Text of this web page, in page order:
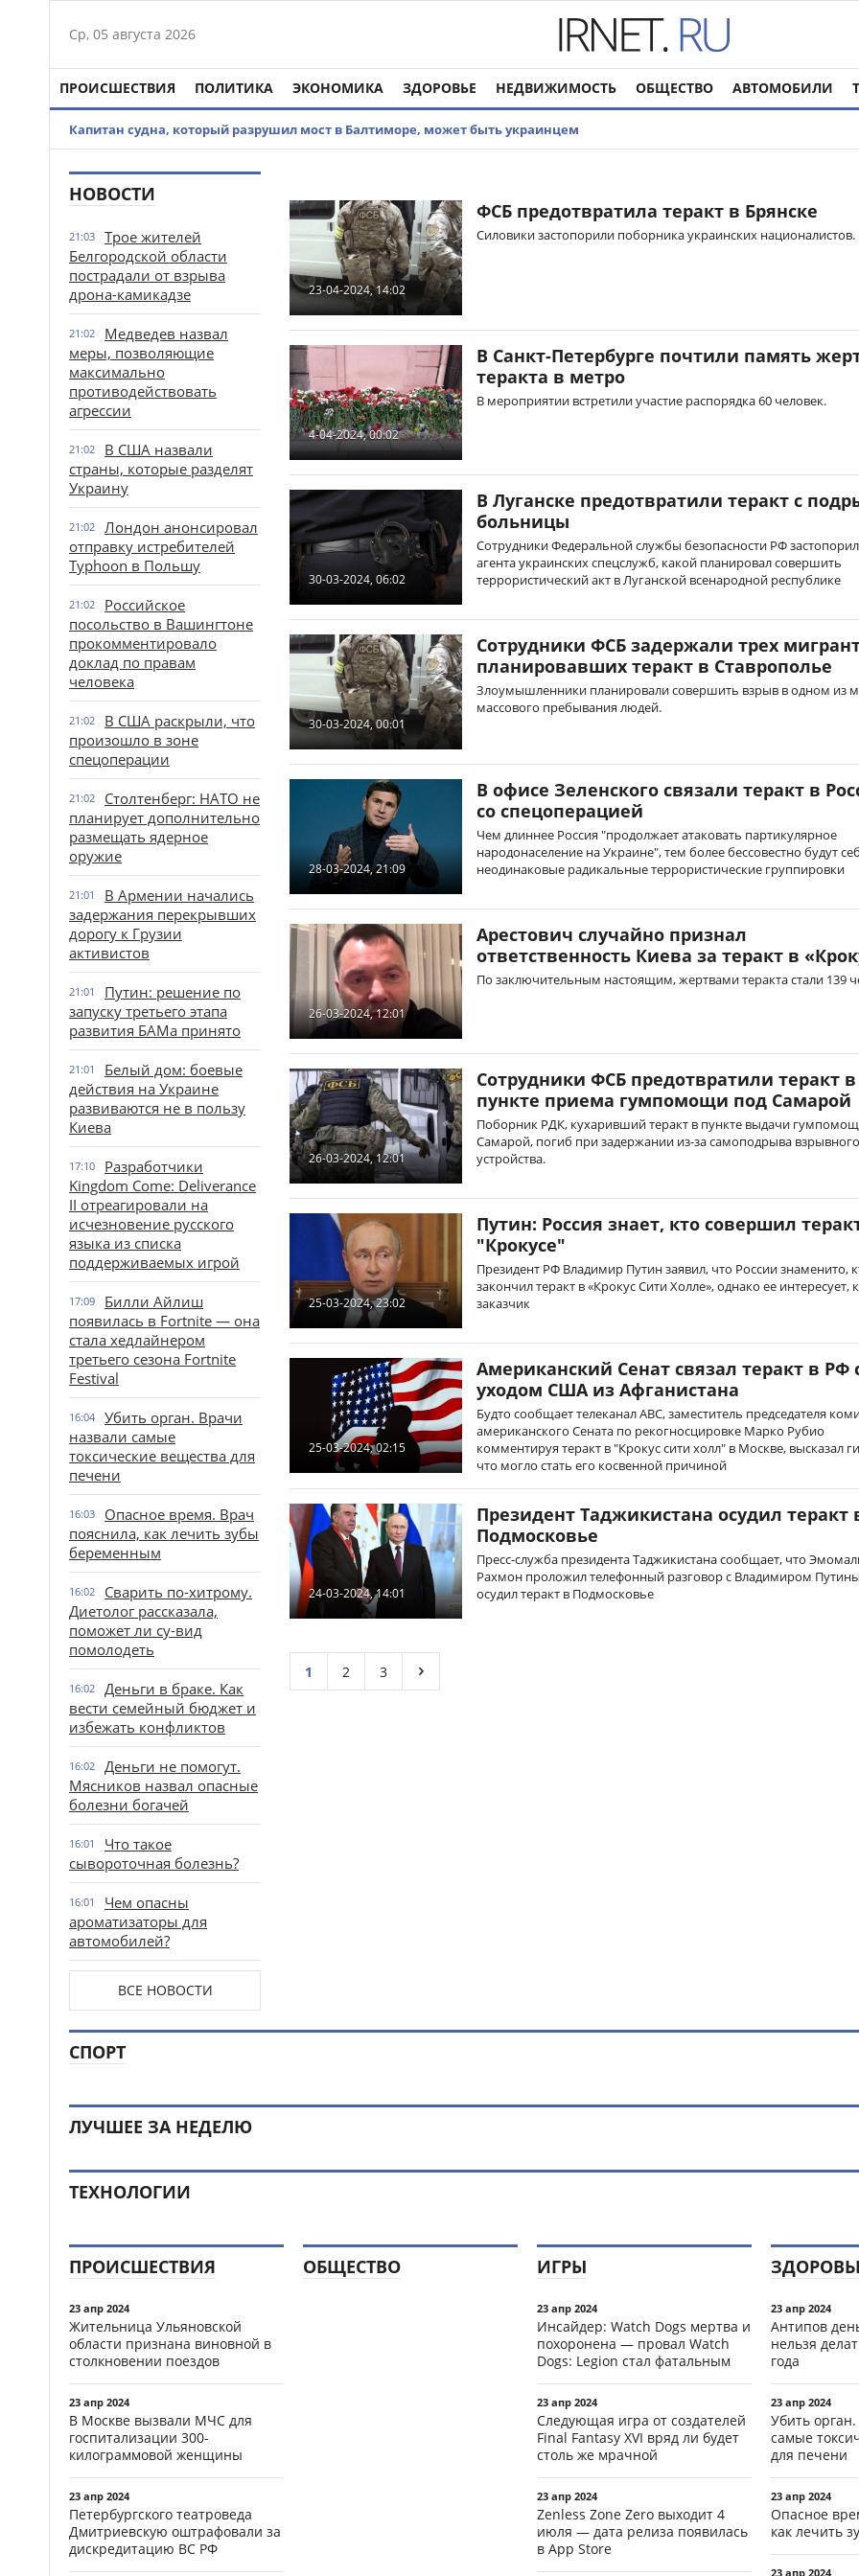
Ср, 05 августа 2026
ПРОИСШЕСТВИЯ ПОЛИТИКА ЭКОНОМИКА ЗДОРОВЬЕ НЕДВИЖИМОСТЬ ОБЩЕСТВО АВТОМОБИЛИ
Капитан судна, который разрушил мост в Балтиморе, может быть украинцем
НОВОСТИ
21:03
Трое жителей
Белгородской области
пострадали от взрыва
дрона-камикадзе
21:02
Медведев назвал
меры, позволяющие
максимально
противодействовать
агрессии
21:02
В США назвали
страны, которые разделят
Украину
21:02
Лондон анонсировал
отправку истребителей
Typhoon в Польшу
21:02
Российское
посольство в Вашингтоне
прокомментировало
доклад по правам
человека
21:02
В США раскрыли, что
произошло в зоне
спецоперации
21:02
Столтенберг: НАТО не
планирует дополнительно
размещать ядерное
оружие
21:01
В Армении начались
задержания перекрывших
дорогу к Грузии
активистов
21:01
Путин: решение по
запуску третьего этапа
развития БАМа принято
21:01
Белый дом: боевые
действия на Украине
развиваются не в пользу
Киева
17:10
Разработчики
Kingdom Come: Deliverance
II отреагировали на
исчезновение русского
языка из списка
поддерживаемых игрой
17:09
Билли Айлиш
появилась в Fortnite — она
стала хедлайнером
третьего сезона Fortnite
Festival
16:04
Убить орган. Врачи
назвали самые
токсические вещества для
печени
16:03
Опасное время. Врач
пояснила, как лечить зубы
беременным
16:02
Сварить по-хитрому.
Диетолог рассказала,
поможет ли су-вид
помолодеть
16:02
Деньги в браке. Как
вести семейный бюджет и
избежать конфликтов
16:02
Деньги не помогут.
Мясников назвал опасные
болезни богачей
16:01
Что такое
сывороточная болезнь?
16:01
Чем опасны
ароматизаторы для
автомобилей?
ВСЕ НОВОСТИ
23-04-2024, 14:02
ФСБ предотвратила теракт в Брянске
Силовики застопорили поборника украинских националистов.
4-04-2024, 00:02
В Санкт-Петербурге почтили память
теракта в метро
В мероприятии встретили участие распорядка 60 человек.
30-03-2024, 06:02
В Луганске предотвратили теракт с
больницы
Сотрудники Федеральной службы безопасности РФ
агента украинских спецслужб, какой планировал совершить
террористический акт в Луганской всенародной республике
30-03-2024, 00:01
Сотрудники ФСБ задержали трех
планировавших теракт в Ставрополье
Злоумышленники планировали совершить взрыв в одном из
массового пребывания людей.
28-03-2024, 21:09
В офисе Зеленского связали теракт в
со спецоперацией
Чем длиннее Россия "продолжает атаковать партикулярное
народонаселение на Украине", тем более бессовестно будут
неодинаковые радикальные террористические группировки
26-03-2024, 12:01
Арестович случайно признал
ответственность Киева за теракт в
По заключительным настоящим, жертвами теракта стали 139
26-03-2024, 12:01
Сотрудники ФСБ предотвратили теракт в
пункте приема гумпомощи под Самарой
Поборник РДК, кухаривший теракт в пункте выдачи
Самарой, погиб при задержании из-за самоподрыва взрывного
устройства.
25-03-2024, 23:02
Путин: Россия знает, кто совершил
"Крокусе"
Президент РФ Владимир Путин заявил, что России знаменито,
закончил теракт в «Крокус Сити Холле», однако ее интересует,
заказчик
25-03-2024, 02:15
Американский Сенат связал теракт в РФ
уходом США из Афганистана
Будто сообщает телеканал ABC, заместитель председателя
американского Сената по рекогносцировке Марко Рубио
комментируя теракт в "Крокус сити холл" в Москве, высказал
что могло стать его косвенной причиной
24-03-2024, 14:01
Президент Таджикистана осудил теракт
Подмосковье
Пресс-служба президента Таджикистана сообщает, что
Рахмон проложил телефонный разговор с Владимиром
осудил теракт в Подмосковье
1 2 3
СПОРТ
ЛУЧШЕЕ ЗА НЕДЕЛЮ
ТЕХНОЛОГИИ
ПРОИСШЕСТВИЯ
23 апр 2024
Жительница Ульяновской
области признана виновной в
столкновении поездов
23 апр 2024
В Москве вызвали МЧС для
госпитализации 300-
килограммовой женщины
23 апр 2024
Петербургского театроведа
Дмитриевскую оштрафовали за
дискредитацию ВС РФ
ОБЩЕСТВО ИГРЫ
23 апр 2024
Инсайдер: Watch Dogs мертва и
похоронена — провал Watch
Dogs: Legion стал фатальным
23 апр 2024
Следующая игра от создателей
Final Fantasy XVI вряд ли будет
столь же мрачной
23 апр 2024
Zenless Zone Zero выходит 4
июля — дата релиза появилась
в App Store
23 апр 2024
Антипов
нельзя
года
23 апр 2024
Убить
самые
для печени
23 апр 2024
Опасное
как лечить
23 апр 2024